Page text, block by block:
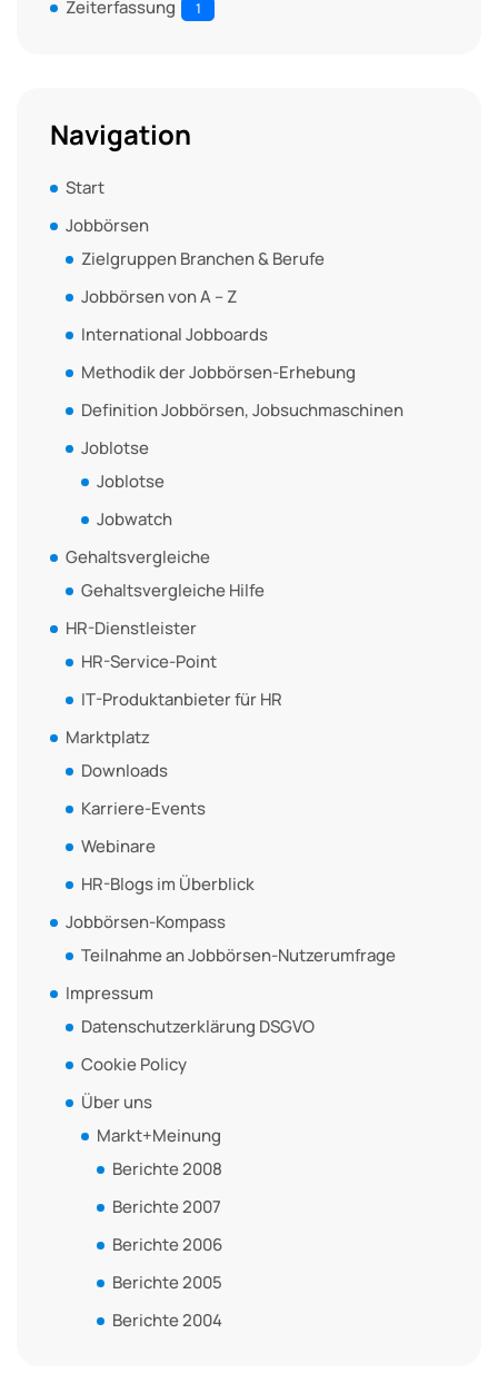
Zeiterfassung 1
Navigation
Start
Jobbörsen
Zielgruppen Branchen & Berufe
Jobbörsen von A – Z
International Jobboards
Methodik der Jobbörsen-Erhebung
Definition Jobbörsen, Jobsuchmaschinen
Joblotse
Joblotse
Jobwatch
Gehaltsvergleiche
Gehaltsvergleiche Hilfe
HR-Dienstleister
HR-Service-Point
IT-Produktanbieter für HR
Marktplatz
Downloads
Karriere-Events
Webinare
HR-Blogs im Überblick
Jobbörsen-Kompass
Teilnahme an Jobbörsen-Nutzerumfrage
Impressum
Datenschutzerklärung DSGVO
Cookie Policy
Über uns
Markt+Meinung
Berichte 2008
Berichte 2007
Berichte 2006
Berichte 2005
Berichte 2004